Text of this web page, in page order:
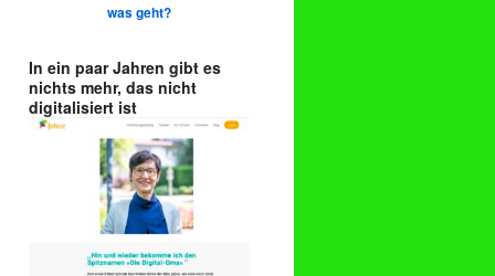
was geht?
In ein paar Jahren gibt es
nichts mehr, das nicht
digitalisiert ist